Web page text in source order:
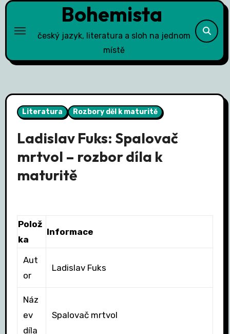
Skip
content
Bohemista
český jazyk, literatura a sloh na jednom
místě
Literatura Rozbory děl k maturitě
Ladislav Fuks: Spalovač
mrtvol – rozbor díla k
maturitě
Polož
ka
Informace
Aut
or
Ladislav Fuks
Náz
ev
díla
Spalovač mrtvol